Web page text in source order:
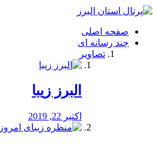
فصد
شرق
تهران
خشکشویی
صفحه اصلی
چند رسانه ای
تصاویر
البرز زیبا
اکتبر 22, 2019